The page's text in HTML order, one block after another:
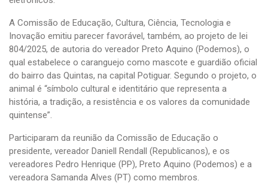
A Comissão de Educação, Cultura, Ciência, Tecnologia e
Inovação emitiu parecer favorável, também, ao projeto de lei
804/2025, de autoria do vereador Preto Aquino (Podemos), o
qual estabelece o caranguejo como mascote e guardião oficial
do bairro das Quintas, na capital Potiguar. Segundo o projeto, o
animal é “símbolo cultural e identitário que representa a
história, a tradição, a resistência e os valores da comunidade
quintense”.
Participaram da reunião da Comissão de Educação o
presidente, vereador Daniell Rendall (Republicanos), e os
vereadores Pedro Henrique (PP), Preto Aquino (Podemos) e a
vereadora Samanda Alves (PT) como membros.